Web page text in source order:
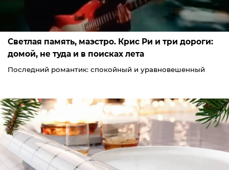
Светлая память, маэстро. Крис Ри и три дороги:
домой, не туда и в поисках лета
Последний романтик: спокойный и уравновешенный